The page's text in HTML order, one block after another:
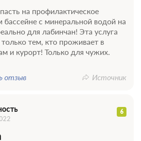
лечение
(диетическое)
на профилактическое
бассейне с минеральной водой на
для лабинчан! Эта услуга
только тем, кто проживает в
и курорт! Только для чужих.
отзыв
Источник
6